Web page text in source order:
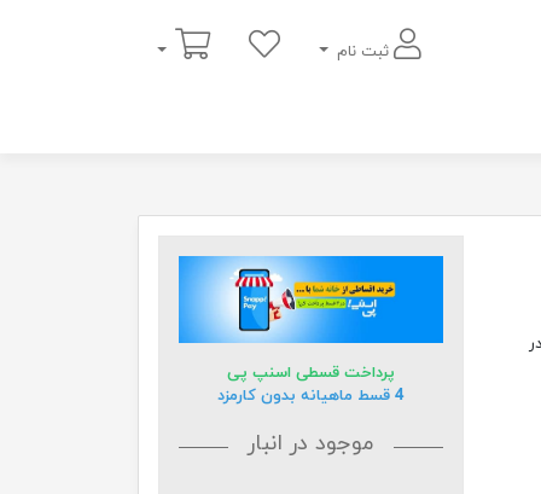
ثبت نام
سبد خرید
پرداخت قسطی اسنپ پی
4 قسط ماهیانه بدون کارمزد
موجود در انبار